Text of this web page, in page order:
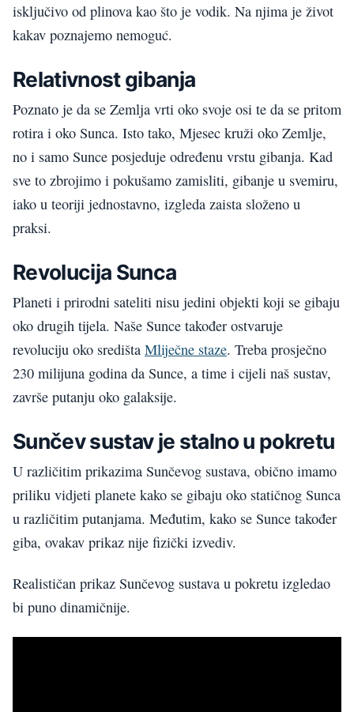
isključivo od plinova kao što je vodik. Na njima je život
kakav poznajemo nemoguć.
Relativnostgibanja
Poznato je da se Zemlja vrti oko svoje osi te da se pritom
rotira i oko Sunca. Isto tako, Mjesec kruži oko Zemlje,
no i samo Sunce posjeduje određenu vrstu gibanja. Kad
sve to zbrojimo i pokušamo zamisliti, gibanje u svemiru,
iako u teoriji jednostavno, izgleda zaista složeno u
praksi.
Revolucija Sunca
Planeti i prirodni sateliti nisu jedini objekti koji se gibaju
oko drugih tijela. Naše Sunce također ostvaruje
revoluciju oko središta Mliječne staze. Treba prosječno
230 milijuna godina da Sunce, a time i cijeli naš sustav,
završe putanju oko galaksije.
Sunčevsustav je stalnou pokretu
U različitim prikazima Sunčevog sustava, obično imamo
priliku vidjeti planete kako se gibaju oko statičnog Sunca
u različitim putanjama. Međutim, kako se Sunce također
giba, ovakav prikaz nije fizički izvediv.
Realističan prikaz Sunčevog sustava u pokretu izgledao
bi puno dinamičnije.